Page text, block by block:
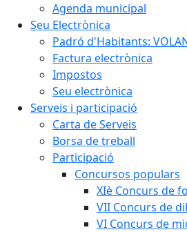
Agenda municipal
Seu Electrònica
Padró d'Habitants:
Factura electrònica
Impostos
Seu electrònica
Serveis i participació
Carta de Serveis
Borsa de treball
Participació
Concursos populars
XIè Concurs de
VII Concurs de
VI Concurs de